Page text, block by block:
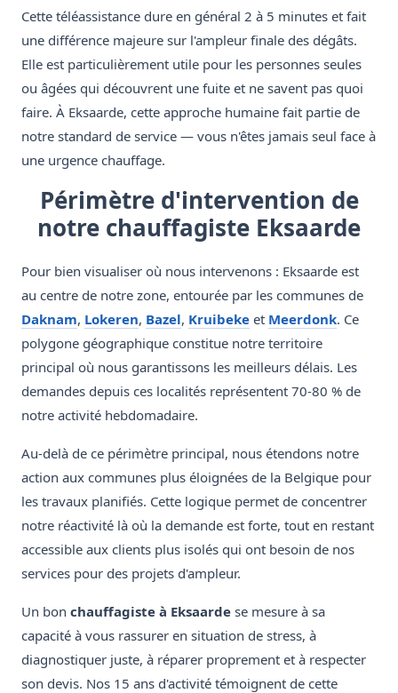
Cette téléassistance dure en général 2 à 5 minutes et fait
une différence majeure sur l'ampleur finale des dégâts.
Elle est particulièrement utile pour les personnes seules
ou âgées qui découvrent une fuite et ne savent pas quoi
faire. À Eksaarde, cette approche humaine fait partie de
notre standard de service — vous n'êtes jamais seul face à
une urgence chauffage.
Périmètre d'intervention de
notre chauffagiste Eksaarde
Pour bien visualiser où nous intervenons : Eksaarde est
au centre de notre zone, entourée par les communes de
Daknam, Lokeren, Bazel, Kruibeke et Meerdonk. Ce
polygone géographique constitue notre territoire
principal où nous garantissons les meilleurs délais. Les
demandes depuis ces localités représentent 70-80 % de
notre activité hebdomadaire.
Au-delà de ce périmètre principal, nous étendons notre
action aux communes plus éloignées de la Belgique pour
les travaux planifiés. Cette logique permet de concentrer
notre réactivité là où la demande est forte, tout en restant
accessible aux clients plus isolés qui ont besoin de nos
services pour des projets d'ampleur.
Un bon chauffagiste à Eksaarde se mesure à sa
capacité à vous rassurer en situation de stress, à
diagnostiquer juste, à réparer proprement et à respecter
son devis. Nos 15 ans d'activité témoignent de cette